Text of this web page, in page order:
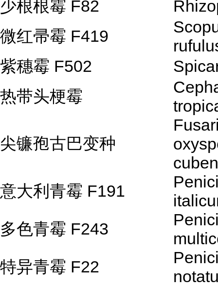
少根根霉 F82
微红帚霉 F419
紫穗霉 F502
热带头梗霉
尖镰孢古巴变种
意大利青霉 F191
多色青霉 F243
特异青霉 F22